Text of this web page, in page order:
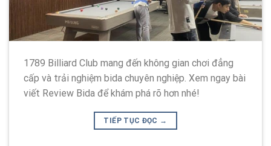
1789 Billiard Club mang đến không gian chơi đẳng
cấp và trải nghiệm bida chuyên nghiệp. Xem ngay bài
viết Review Bida để khám phá rõ hơn nhé!
TIẾP TỤC ĐỌC →